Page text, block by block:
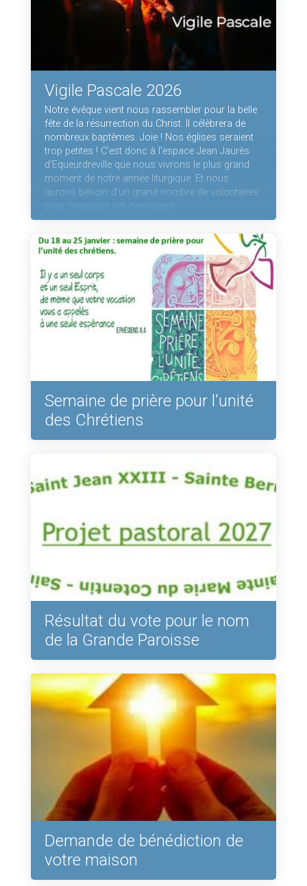
Vigile Pascale 2026
Notre évêque vient nous rassembler pour la belle
fête de la résurrection du Christ. Il célèbrera de
nombreux baptêmes. Joie ! Nos églises seraient
trop petites ! C’est donc à l’espace Jean Jaurès
d’Equeurdreville que nous vivrons le plus grand
moment de notre année liturgique. Et nous
aurons besoin d’un grand nombre de volontaires
pour organiser cet évènement.
Semaine de prière pour l'unité
des Chrétiens
Résultat du vote pour le nom
de la Grande Paroisse
Demande de bénédiction de
votre maison